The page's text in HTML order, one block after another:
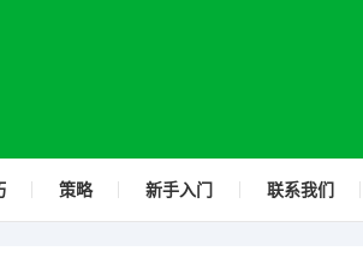
策略 新手入门 联系我们